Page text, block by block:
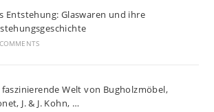
Entstehung: Glaswaren und ihre
faszinierende Welt von Bugholzmöbel,
J. & J. Kohn, …